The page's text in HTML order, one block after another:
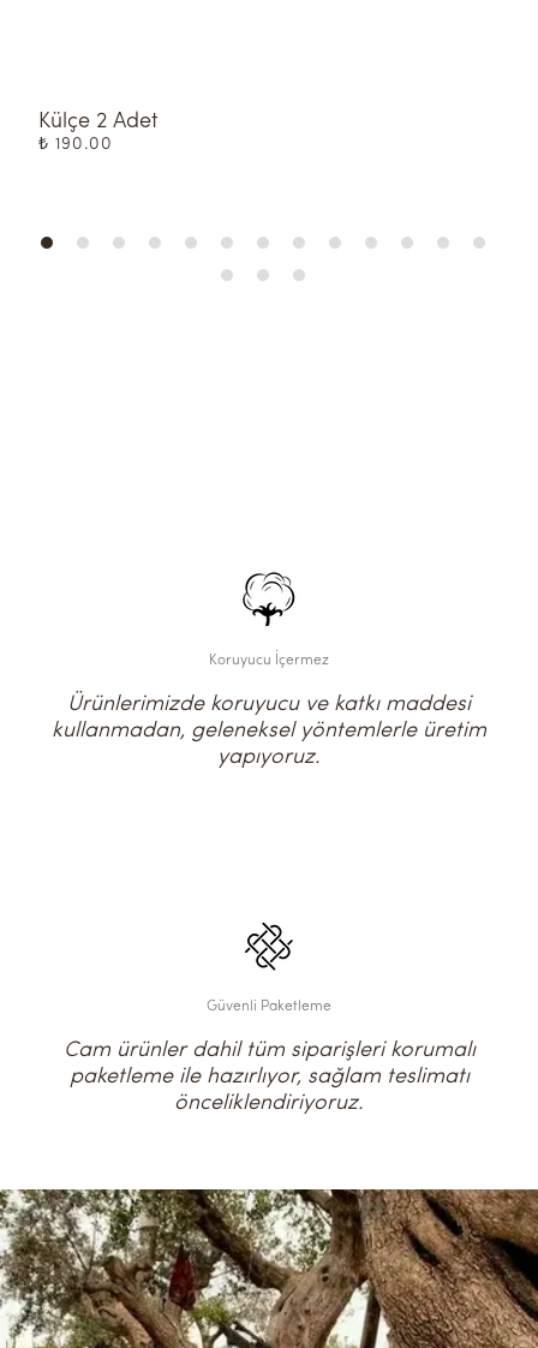
Külçe 2 Adet
₺ 190.00
Koruyucu İçermez
Ürünlerimizde koruyucu ve katkı maddesi
kullanmadan, geleneksel yöntemlerle üretim
yapıyoruz.
Güvenli Paketleme
Cam ürünler dahil tüm siparişleri korumalı
paketleme ile hazırlıyor, sağlam teslimatı
önceliklendiriyoruz.